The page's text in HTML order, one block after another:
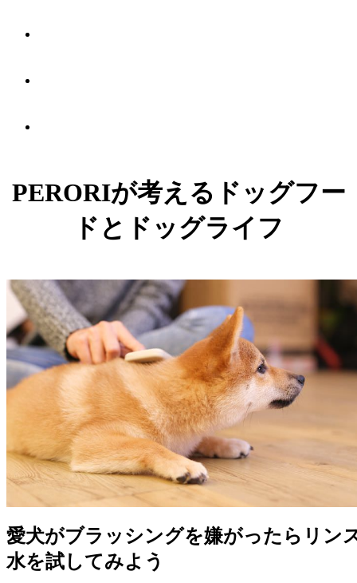
PERORIが考えるドッグフー
ドとドッグライフ
愛犬がブラッシングを嫌がったらリン
水を試してみよう